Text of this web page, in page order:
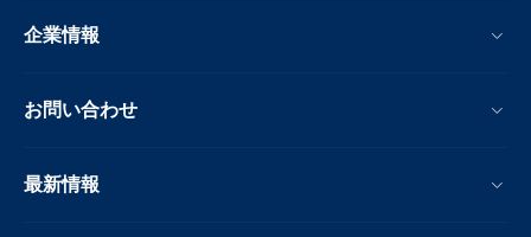
企業情報
お問い合わせ
最新情報